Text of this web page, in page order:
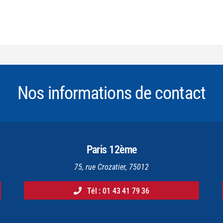
Nos informations de contact
Paris 12ème
75, rue Crozatier, 75012
Tél : 01 43 41 79 36